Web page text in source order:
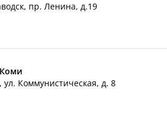
пр. Ленина, д.19
Коммунистическая, д. 8